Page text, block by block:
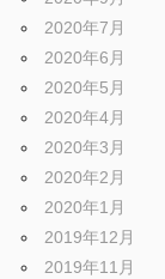
2020年7月
2020年6月
2020年5月
2020年4月
2020年3月
2020年2月
2020年1月
2019年12月
2019年11月